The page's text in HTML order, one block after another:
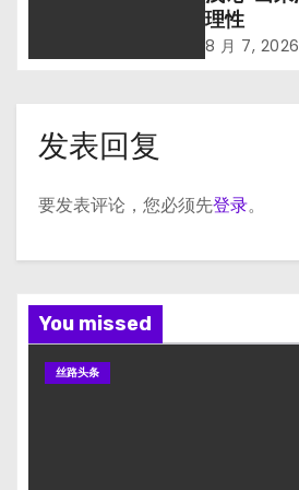
理性
8 月 7, 2026
发表回复
要发表评论，您必须先登录。
You missed
丝路头条